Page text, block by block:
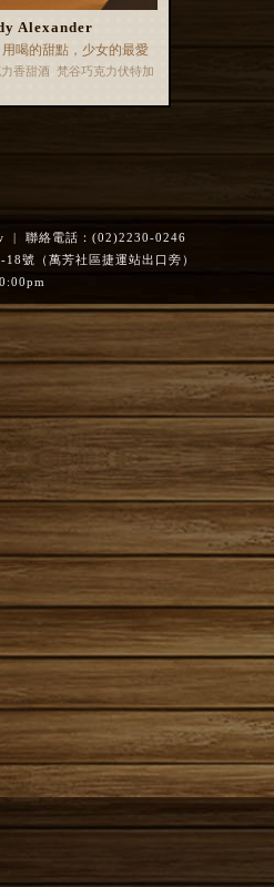
Alexander
用喝的甜點，少女的最愛
香甜酒 梵谷巧克力伏特加
| 聯絡電話：(02)2230-0246
號（萬芳社區捷運站出口旁）